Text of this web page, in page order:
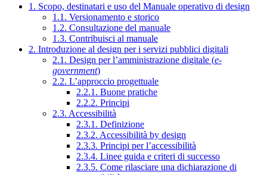
1. Scopo, destinatari e uso del Manuale operativo di design
1.1. Versionamento e storico
1.2. Consultazione del manuale
1.3. Contribuisci al manuale
2. Introduzione al design per i servizi pubblici digitali
2.1. Design per l’amministrazione digitale (e-
government)
2.2. L’approccio progettuale
2.2.1. Buone pratiche
2.2.2. Principi
2.3. Accessibilità
2.3.1. Definizione
2.3.2. Accessibilità by design
2.3.3. Principi per l’accessibilità
2.3.4. Linee guida e criteri di successo
2.3.5. Come rilasciare una dichiarazione di